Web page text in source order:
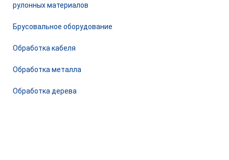
рулонных материалов
Брусовальное оборудование
Обработка кабеля
Обработка металла
Обработка дерева